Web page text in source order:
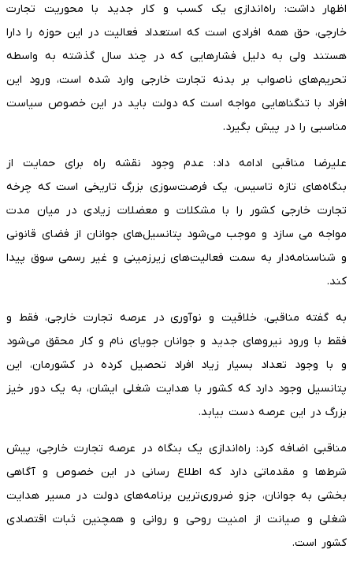
اظهار داشت: راه‌اندازی یک کسب و کار جدید با محوریت تجارت
خارجی، حق همه افرادی است که استعداد فعالیت در این حوزه را دارا
هستند ولی به دلیل فشارهایی که در چند سال گذشته به واسطه
تحریم‌های ناصواب بر بدنه تجارت خارجی وارد شده است، ورود این
افراد با تنگناهایی مواجه است که دولت باید در این خصوص سیاست
مناسبی را در پیش بگیرد.
علیرضا مناقبی ادامه داد: عدم وجود نقشه راه برای حمایت از
بنگاه‌های تازه تاسیس، یک فرصت‌سوزی بزرگ تاریخی است که چرخه
تجارت خارجی کشور را با مشکلات و معضلات زیادی در میان مدت
مواجه می سازد و موجب می‌شود پتانسیل‌های جوانان از فضای قانونی
و شناسنامه‌دار به سمت فعالیت‌های زیرزمینی و غیر رسمی سوق پیدا
کند.
به گفته مناقبی، خلاقیت و نوآوری در عرصه تجارت خارجی، فقط و
فقط با ورود نیروهای جدید و جوانان جویای نام و کار محقق می‌شود
و با وجود تعداد بسیار زیاد افراد تحصیل کرده در کشورمان، این
پتانسیل وجود دارد که کشور با هدایت شغلی ایشان، به یک دور خیز
بزرگ در این عرصه دست بیابد.
مناقبی اضافه کرد: راه‌اندازی یک بنگاه در عرصه تجارت خارجی، پیش
شرط‌ها و مقدماتی دارد که اطلاع رسانی در این خصوص و آگاهی
بخشی به جوانان، جزو ضروری‌ترین برنامه‌های دولت در مسیر هدایت
شغلی و صیانت از امنیت روحی و روانی و همچنین ثبات اقتصادی
کشور است.